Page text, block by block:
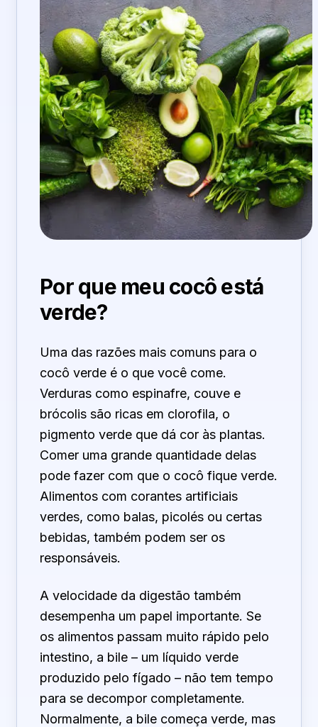
Por que meu cocô está
verde?
Uma das razões mais comuns para o
cocô verde é o que você come.
Verduras como espinafre, couve e
brócolis são ricas em clorofila, o
pigmento verde que dá cor às plantas.
Comer uma grande quantidade delas
pode fazer com que o cocô fique verde.
Alimentos com corantes artificiais
verdes, como balas, picolés ou certas
bebidas, também podem ser os
responsáveis.
A velocidade da digestão também
desempenha um papel importante. Se
os alimentos passam muito rápido pelo
intestino, a bile – um líquido verde
produzido pelo fígado – não tem tempo
para se decompor completamente.
Normalmente, a bile começa verde, mas